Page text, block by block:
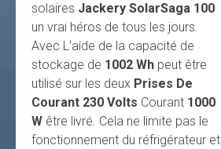
solaires Jackery SolarSaga 100
un vrai héros de tous les jours.
Avec L’aide de la capacité de
stockage de 1002 Wh peut être
utilisé sur les deux Prises De
Courant 230 Volts Courant 1000
W être livré. Cela ne limite pas le
fonctionnement du réfrigérateur et